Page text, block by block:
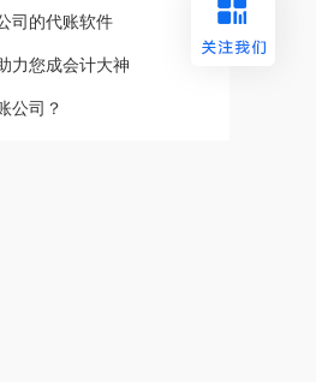
司的代账软件
力您成会计大神
公司？